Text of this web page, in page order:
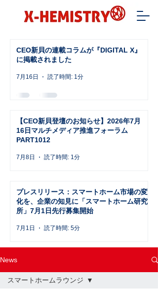
CEO新貝の連載コラムが『DIGITAL X』
に掲載されました
7月16日 読了時間: 1分
【CEO新貝登壇のお知らせ】2026年7月
16日マルチメディア推進フォーラム
PART1012
7月8日 読了時間: 1分
プレスリリース：スマートホーム市場の変
化を、企業の知見に「スマートホーム研究
所」7月1日先行募集開始
7月1日 読了時間: 5分
News
スマートホームラウンジ